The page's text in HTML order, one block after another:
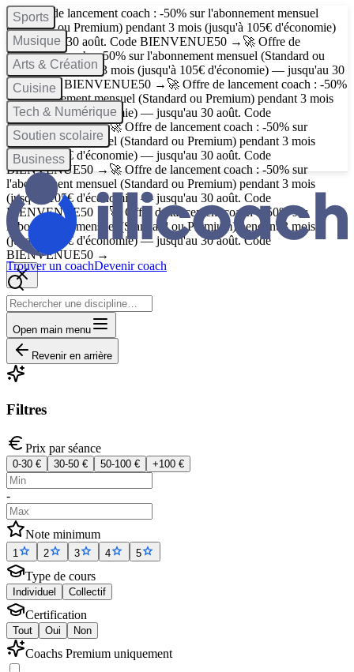
🚀 Offre de lancement coach : -50% sur l'abonnement mensuel
(Standard ou Premium) pendant 3 mois (jusqu'à 105€ d'économie)
— jusqu'au 30 août. Code BIENVENUE50 → 🚀 Offre de
lancement coach : -50% sur l'abonnement mensuel (Standard ou
Premium) pendant 3 mois (jusqu'à 105€ d'économie) — jusqu'au 30
août. Code BIENVENUE50 → 🚀 Offre de lancement coach : -50%
sur l'abonnement mensuel (Standard ou Premium) pendant 3 mois
(jusqu'à 105€ d'économie) — jusqu'au 30 août. Code
BIENVENUE50→🚀 Offre de lancement coach : -50% sur
l'abonnement mensuel (Standard ou Premium) pendant 3 mois
(jusqu'à 105€ d'économie) — jusqu'au 30 août. Code
BIENVENUE50→🚀 Offre de lancement coach : -50% sur
l'abonnement mensuel (Standard ou Premium) pendant 3 mois
(jusqu'à 105€ d'économie) — jusqu'au 30 août. Code
BIENVENUE50
🚀 Offre de lancement coach : -50% sur
l'abonnement mensuel (Standard ou Premium) pendant 3 mois
(jusqu'à 105€ d'économie) — jusqu'au 30 août. Code
BIENVENUE50 →
Sports
Musique
Arts & Création
Cuisine
Tech & Numérique
Soutien scolaire
Business
Trouver un coachDevenir coach
Open main menu
Revenir en arrière
Filtres
Prix par séance
0-30 € 30-50 € 50-100 € +100 €
-
Note minimum
1 2 3 4 5
Type de cours
Individuel Collectif
Certification
Tout Oui Non
Coachs Premium uniquement